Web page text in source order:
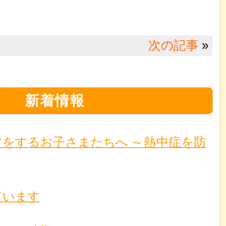
次の記事 »
新着情報
するお子さまたちへ ～熱中症を防
ます